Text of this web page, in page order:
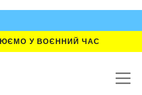
У ВОЄННИЙ ЧАС